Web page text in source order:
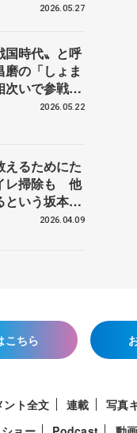
2026.05.27
国時代〟と呼
の「しょま
次いで参戦
2026.05.22
えるためにた
レ掃除も 他
という坂本花
2026.04.09
こちら
ント全文 連載 写真